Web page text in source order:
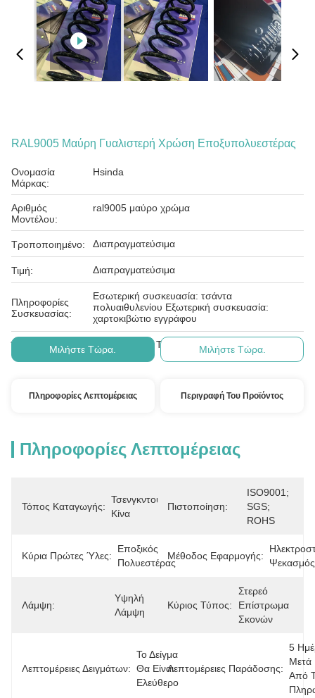
RAL9005 Μαύρη Γυαλιστερή Χρώση Εποξυπολυεστέρας
Ονομασία
Μάρκας:
Hsinda
Αριθμός
Μοντέλου:
ral9005 μαύρο χρώμα
Τροποποιημένο: Διαπραγματεύσιμα
Τιμή: Διαπραγματεύσιμα
Πληροφορίες
Συσκευασίας:
Εσωτερική συσκευασία: τσάντα
πολυαιθυλενίου Εξωτερική συσκευασία:
χαρτοκιβώτιο εγγράφου
Όροι Πληρωμής: Δ/Κ, D/Α, D/P, T/T, Western Union,
Μιλήστε Τώρα. Μιλήστε Τώρα.
Πληροφορίες Λεπτομέρειας Περιγραφή Του Προϊόντος
Πληροφορίες Λεπτομέρειας
Τόπος Καταγωγής:
Τσενγκντού,
Κίνα
Πιστοποίηση:
ISO9001;
SGS;
ROHS
Κύρια Πρώτες Ύλες:
Εποξικός
Πολυεστέρας
Μέθοδος Εφαρμογής:
Ψεκασμός
Λάμψη:
Υψηλή
Λάμψη
Κύριος Τύπος:
Στερεό
Επίστρωμα
Σκονών
Λεπτομέρειες Δειγμάτων:
Το Δείγμα
Θα Είναι
Ελεύθερο
Λεπτομέρειες Παράδοσης:
5
Μετά
Από